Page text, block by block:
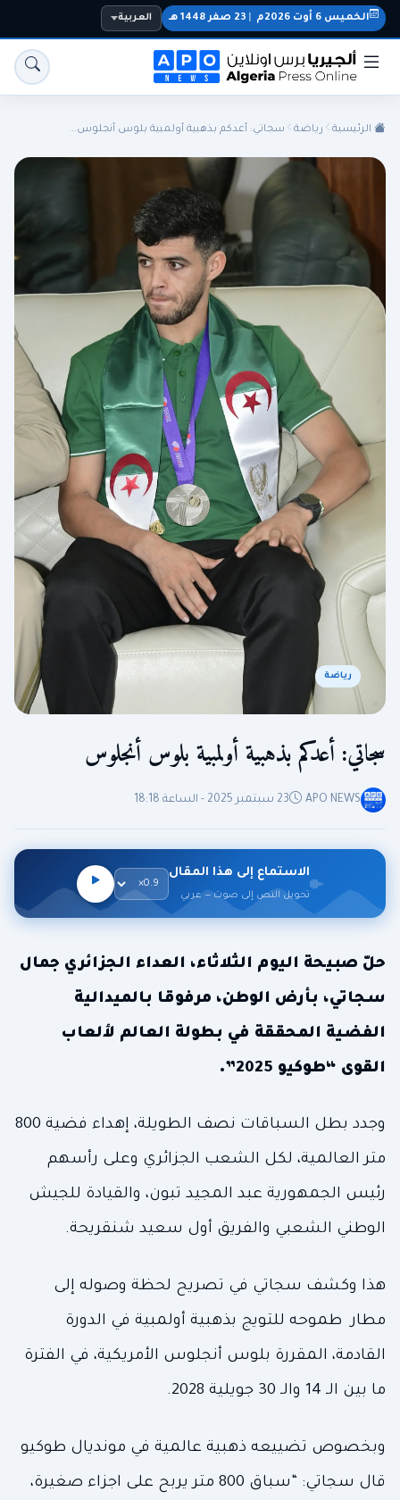
الجالية المنتخب الوطني سياسة
رياضة
الخميس 6 أوت 2026م 23 صفر 1448 هـ العربية
الرئيسية رياضة سجاتي: أعدكم بذهبية أولمبية بلوس أنجلوس...
رياضة
سجاتي: أعدكم بذهبية أولمبية بلوس أنجلوس
APO NEWS 23 سبتمبر 2025 - الساعة 18:18
الاستماع إلى هذا المقال
تحويل النص إلى صوت — عربي
حلّ صبيحة اليوم الثلاثاء، العداء الجزائري جمال
سجاتي، بأرض الوطن، مرفوقا بالميدالية
الفضية المحققة في بطولة العالم لألعاب
القوى “طوكيو 2025”.
وجدد بطل السباقات نصف الطويلة، إهداء فضية 800
متر العالمية، لكل الشعب الجزائري وعلى رأسهم
رئيس الجمهورية عبد المجيد تبون، والقيادة للجيش
الوطني الشعبي والفريق أول سعيد شنقريحة.
هذا وكشف سجاتي في تصريح لحظة وصوله إلى
مطار طموحه للتويج بذهبية أولمبية في الدورة
القادمة، المقررة بلوس أنجلوس الأمريكية، في الفترة
ما بين الـ 14 والـ 30 جويلية 2028.
وبخصوص تضييعه ذهبية عالمية في مونديال طوكيو
قال سجاتي: “سباق 800 متر يربح على اجزاء صغيرة،